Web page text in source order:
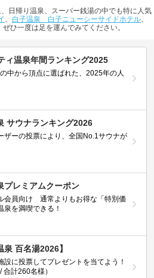
日帰り温泉、スーパー銭湯の中でも特に人気
、 白子温泉 白子ニューシーサイドホテル、
ひ一度は足を運んでみてください。
ィ温泉年間ランキング2025
中から頂点に選ばれた、2025年の人
サウナランキング2026
ザーの投票により、全国No.1サウナが
プレミアムクーポン
会員向け 通常よりもお得な「特別価
泉を満喫できる！
泉 百名湯2026】
設に投票してプレゼントを当てよう！
合計260名様）